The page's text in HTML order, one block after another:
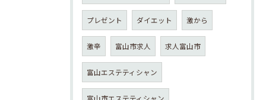
プレゼント ダイエット 激から
激辛 富山市求人 求人富山市
富山エステティシャン